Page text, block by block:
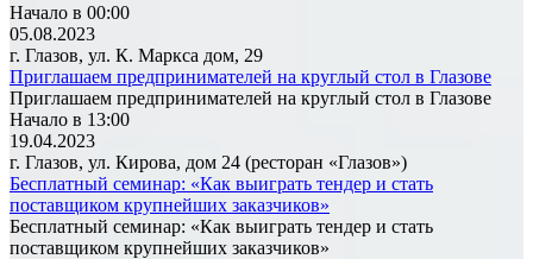
Начало в 00:00
05.08.2023
г. Глазов, ул. К. Маркса дом, 29
Приглашаем предпринимателей на круглый стол в Глазове
Приглашаем предпринимателей на круглый стол в Глазове
Начало в 13:00
19.04.2023
г. Глазов, ул. Кирова, дом 24 (ресторан «Глазов»)
Бесплатный семинар: «Как выиграть тендер и стать
поставщиком крупнейших заказчиков»
Бесплатный семинар: «Как выиграть тендер и стать
поставщиком крупнейших заказчиков»